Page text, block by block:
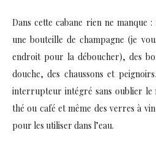
Dans cette cabane rien ne manque
une bouteille de champagne (je
endroit pour la déboucher), des
douche, des chaussons et
interrupteur intégré sans oublier le
thé ou café et même des verres à
pour les utiliser dans l’eau.